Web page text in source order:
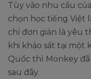
Tùy vào nhu cầu
chọn học tiếng Việt
chỉ đơn giản là yêu
khi khảo sát tại một
Quốc thì Monkey
sau đây.